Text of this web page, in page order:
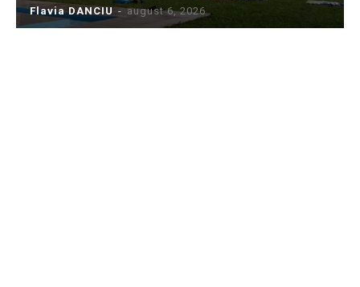
Flavia DANCIU - august 6, 2026